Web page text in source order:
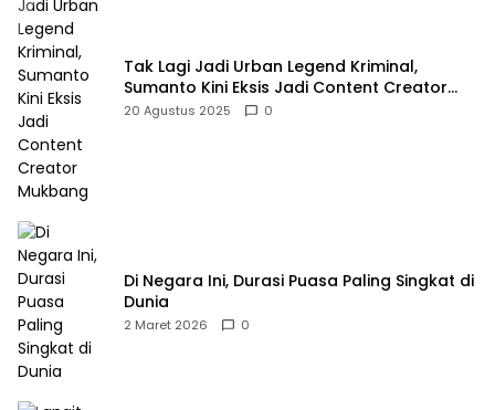
Tak Lagi Jadi Urban Legend Kriminal,
Sumanto Kini Eksis Jadi Content Creator
Mukbang
20 Agustus 2025 0
Di Negara Ini, Durasi Puasa Paling Singkat di
Dunia
2 Maret 2026 0